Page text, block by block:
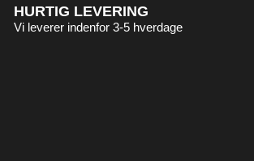
HURTIG LEVERING
Vi leverer indenfor 3-5 hverdage